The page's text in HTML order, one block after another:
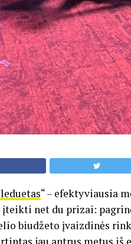
“ – efektyviausia
įteikti net du prizai:
biudžeto įvaizdinės